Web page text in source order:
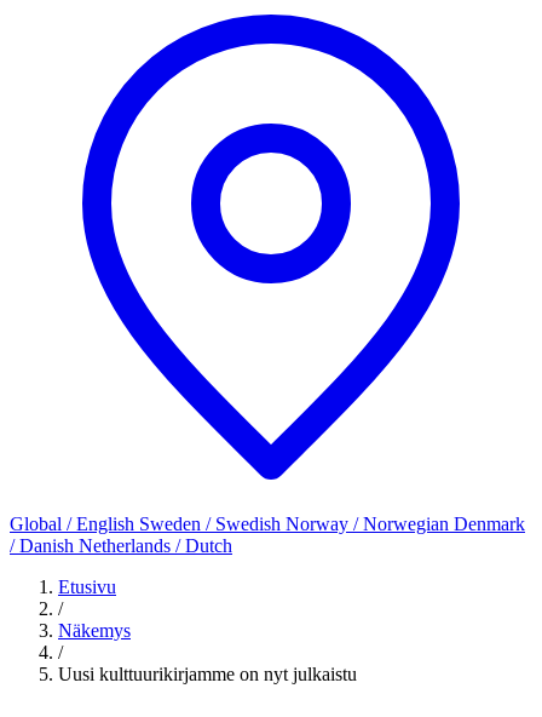
Global / English Sweden / Swedish Norway / Norwegian Denmark
/ Danish Netherlands / Dutch
Etusivu
/
Näkemys
/
Uusi kulttuurikirjamme on nyt julkaistu